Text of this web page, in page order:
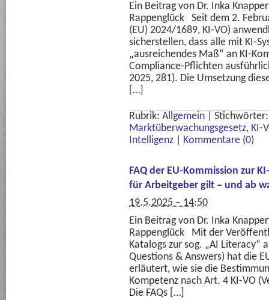
Ein Beitrag von Dr. Inka
Rappenglück Seit dem 2.
(EU) 2024/1689, KI-VO)
sicherstellen, dass alle mit KI-
„ausreichendes Maß“ an KI-
Compliance-Pflichten
2025, 281). Die Umsetzung
[…]
Rubrik: Allgemein
Marktüberwachungsgesetz, KI-
Intelligenz
Kommentare (0)
FAQ der EU-Kommission zur
für Arbeitgeber gilt – und ab
19.5.2025 – 14:50
Ein Beitrag von Dr. Inka
Rappenglück Mit der
Katalogs zur sog. „AI Literacy“
Questions & Answers) hat die
erläutert, wie sie die
Kompetenz nach Art. 4 KI-VO
Die FAQs […]